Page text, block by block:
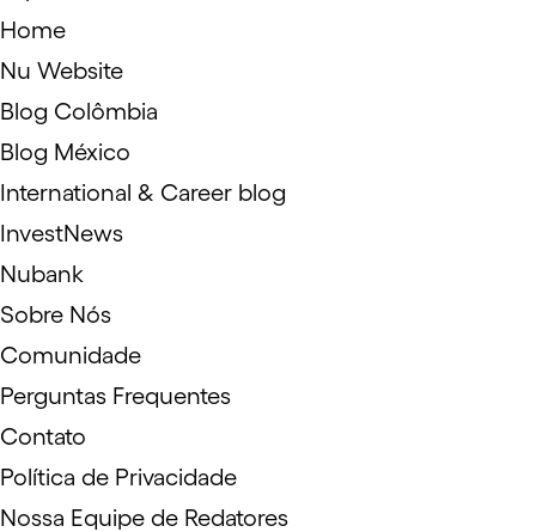
Home
Nu Website
Blog Colômbia
Blog México
International & Career blog
InvestNews
Nubank
Sobre Nós
Comunidade
Perguntas Frequentes
Contato
Política de Privacidade
Nossa Equipe de Redatores